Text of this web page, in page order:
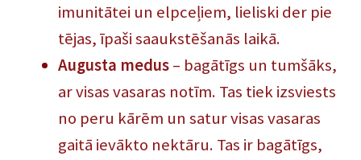
imunitātei un elpceļiem, lieliski der pie
tējas, īpaši saaukstēšanās laikā.
Augusta medus– bagātīgs un tumšāks,
ar visas vasaras notīm. Tas tiek izsviests
no peru kārēm un satur visas vasaras
gaitā ievākto nektāru. Tas ir bagātīgs,